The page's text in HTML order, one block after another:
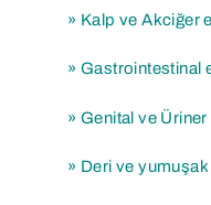
» Kalp ve Akciğer
» Gastrointestinal
» Genital ve
» Deri ve